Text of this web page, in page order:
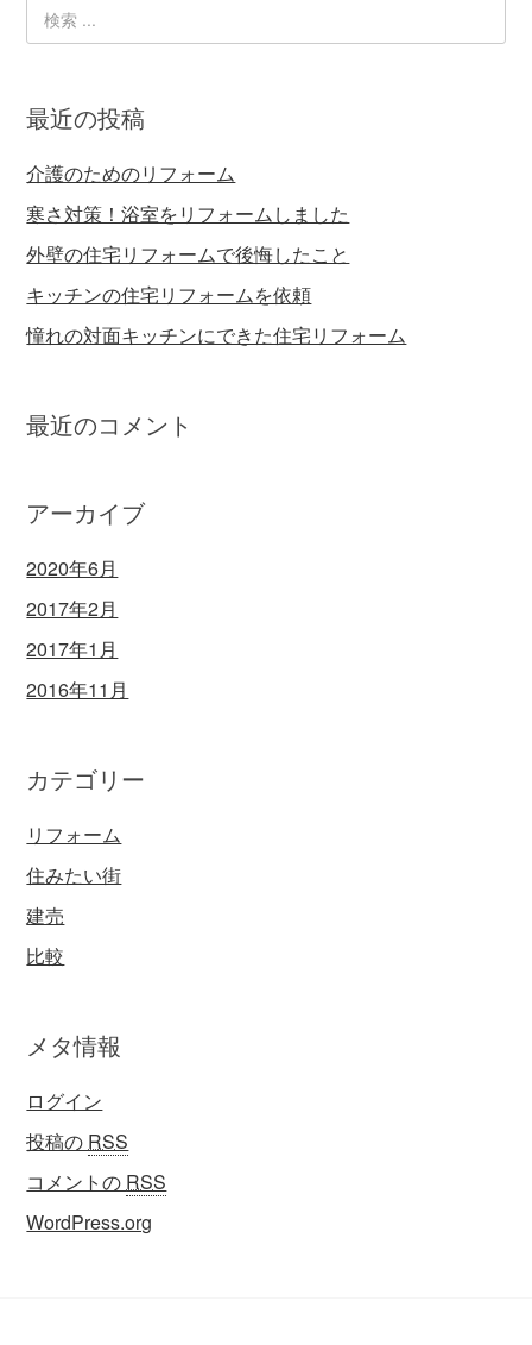
最近の投稿
介護のためのリフォーム
寒さ対策！浴室をリフォームしました
外壁の住宅リフォームで後悔したこと
キッチンの住宅リフォームを依頼
憧れの対面キッチンにできた住宅リフォーム
最近のコメント
アーカイブ
2020年6月
2017年2月
2017年1月
2016年11月
カテゴリー
リフォーム
住みたい街
建売
比較
メタ情報
ログイン
投稿の RSS
コメントの RSS
WordPress.org